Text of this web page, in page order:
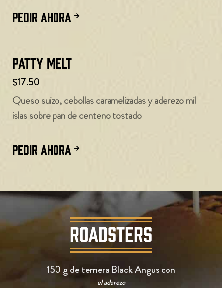
PEDIR AHORA
Patty Melt
$17.50
Queso suizo, cebollas caramelizadas y aderezo mil
islas sobre pan de centeno tostado
PEDIR AHORA
ROADSTERS
150 g de ternera Black Angus con
el aderezo